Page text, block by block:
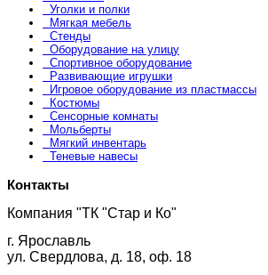
Уголки и полки
Мягкая мебель
Стенды
Оборудование на улицу
Спортивное оборудование
Развивающие игрушки
Игровое оборудование из пластмассы
Костюмы
Сенсорные комнаты
Мольберты
Мягкий инвентарь
Теневые навесы
Контакты
Компания "ТК "Стар и Ко"
г. Ярославль
ул. Свердлова, д. 18, оф. 18